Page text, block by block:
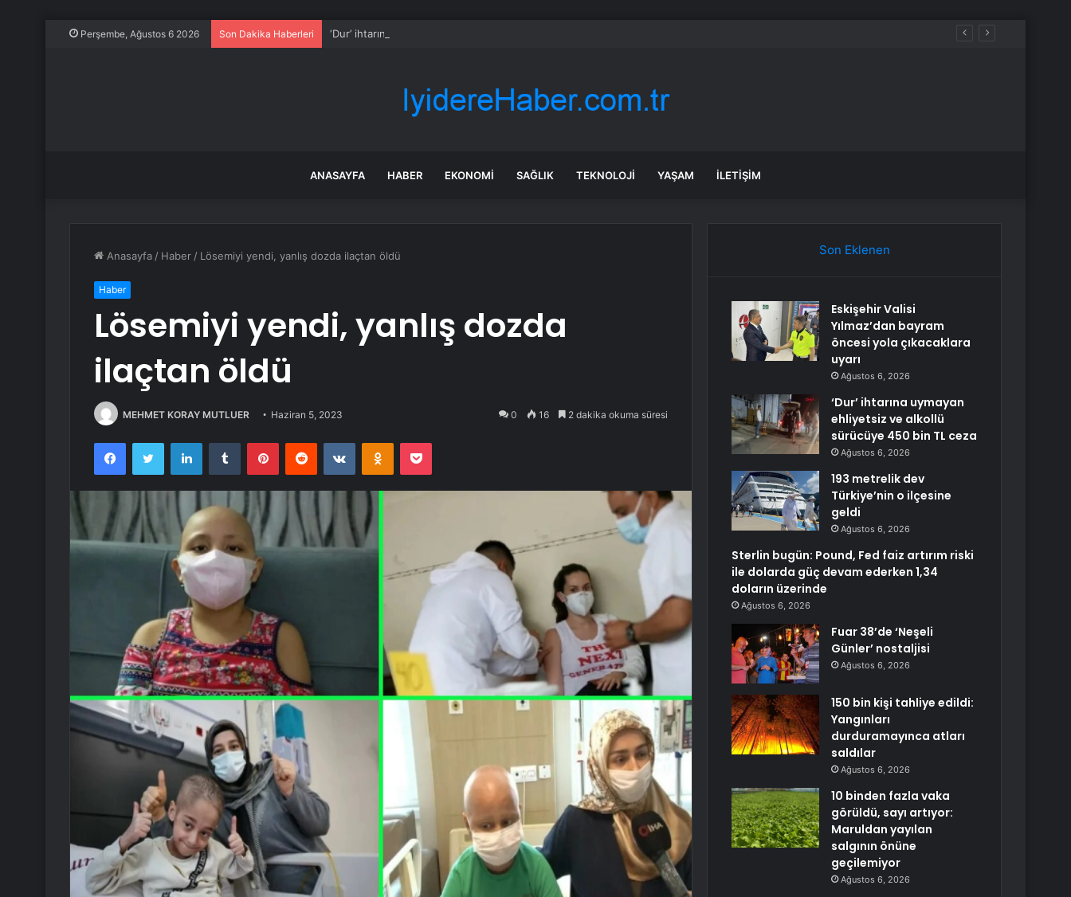
Perşembe, Ağustos 6 2026 Son Dakika Haberleri ‘Dur’ ihtarına uymayan ehliyetsiz ve alkollü sürücüye 450 bin TL ceza
ANASAYFA HABER EKONOMI SAĞLIK TEKNOLOJI YAŞAM İLETIŞIM
Anasayfa / Haber / Lösemiyi yendi, yanlış dozda ilaçtan öldü
Haber
Lösemiyi yendi, yanlış dozda
ilaçtan öldü
MEHMET KORAY MUTLUER Haziran 5, 2023 0 16 2 dakika okuma süresi
FacebookTwitter LinkedInTumblr PinterestReddit VKontakteOdnoklassniki
Pocket
Son Eklenen
Eskişehir Valisi
Yılmaz’dan bayram
öncesi yola çıkacaklara
uyarı
Ağustos 6, 2026
‘Dur’ ihtarına uymayan
ehliyetsiz ve alkollü
sürücüye 450 bin TL ceza
Ağustos 6, 2026
193 metrelik dev
Türkiye’nin o ilçesine
geldi
Ağustos 6, 2026
Sterlin bugün: Pound, Fed faiz artırım riski
ile dolarda güç devam ederken 1,34
doların üzerinde
Ağustos 6, 2026
Fuar 38’de ‘Neşeli
Günler’ nostaljisi
Ağustos 6, 2026
150 bin kişi tahliye edildi:
Yangınları
durduramayınca atları
saldılar
Ağustos 6, 2026
10 binden fazla vaka
görüldü, sayı artıyor:
Maruldan yayılan
salgının önüne
geçilemiyor
Ağustos 6, 2026